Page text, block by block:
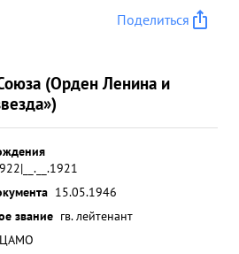
Поделиться
(Орден Ленина и
15.05.1946
звание гв. лейтенант
ЦАМО